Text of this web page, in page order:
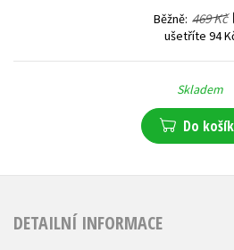
Běžně 469 Kč
ušetříte 94
Skladem
Do
DETAILNÍ INFORMACE